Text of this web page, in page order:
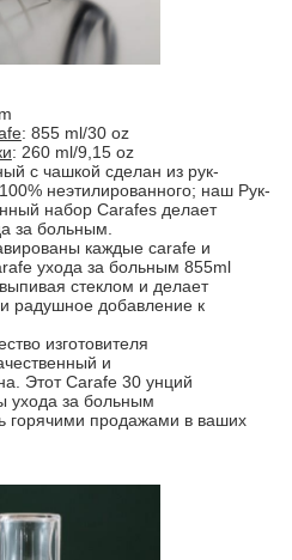
: 855 ml/30 oz
: 260 ml/9,15 oz
с чашкой сделан из рук-
неэтилированного; наш Рук-
набор Carafes делает
за больным.
каждые carafe и
ухода за больным 855ml
стеклом и делает
радушное добавление к
изготовителя
и
Этот Carafe 30 унций
ухода за больным
горячими продажами в ваших